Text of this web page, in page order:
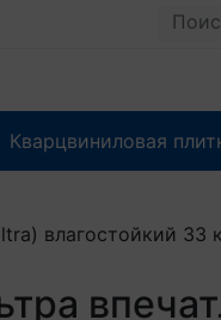
Кварцвиниловая
влагостойкий 33